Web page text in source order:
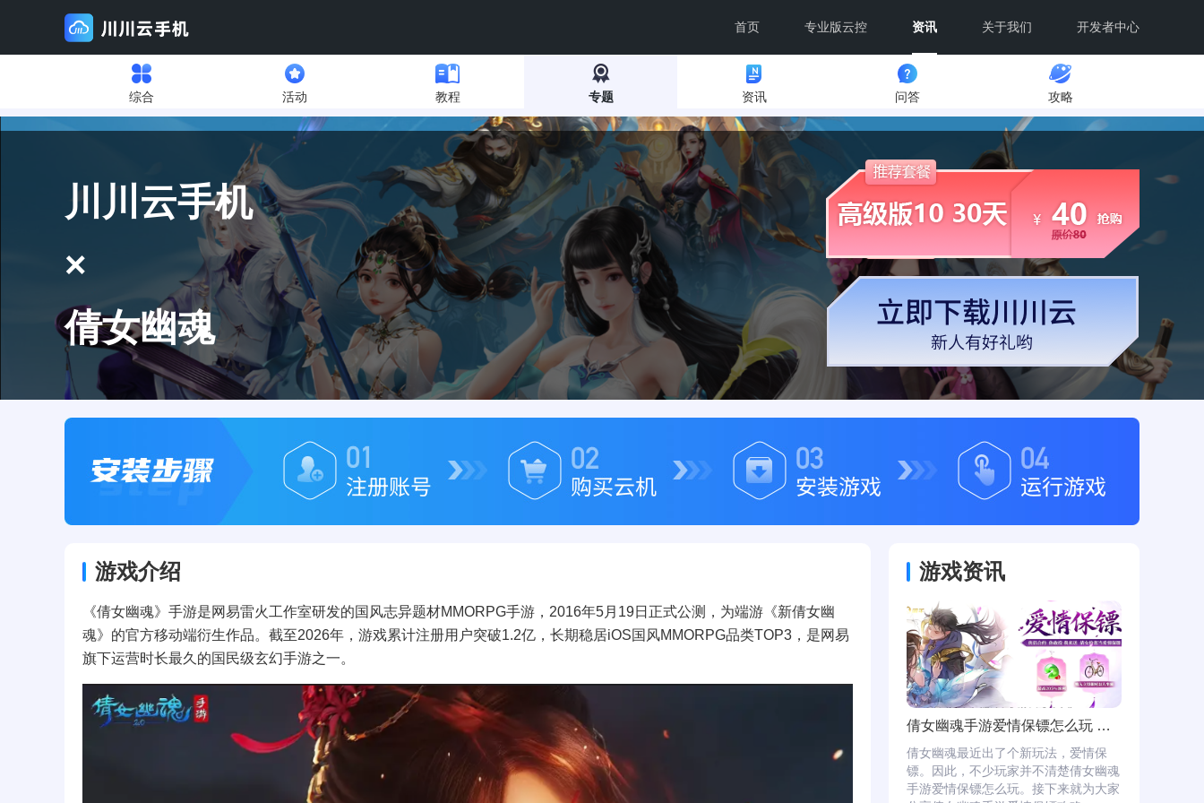
首页 专业版云控 资讯 关于我们 开发者中心
综合 活动 教程 专题 资讯 问答 攻略
川川云手机
×
倩女幽魂
游戏介绍
《倩女幽魂》手游是网易雷火工作室研发的国风志异题材MMORPG手游，2016年5月19日正式公测，为端游《新倩女幽
魂》的官方移动端衍生作品。截至2026年，游戏累计注册用户突破1.2亿，长期稳居iOS国风MMORPG品类TOP3，是网易
旗下运营时长最久的国民级玄幻手游之一。
游戏资讯
倩女幽魂手游爱情保镖怎么玩 倩女...
倩女幽魂最近出了个新玩法，爱情保
镖。因此，不少玩家并不清楚倩女幽魂
手游爱情保镖怎么玩。接下来就为大家